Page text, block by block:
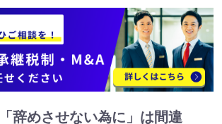
辞めさせない為に」は間違